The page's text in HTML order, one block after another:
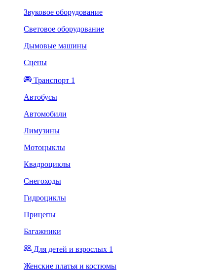
Звуковое оборудование
Световое оборудование
Дымовые машины
Сцены
Транспорт 1
Автобусы
Автомобили
Лимузины
Мотоцыклы
Квадроциклы
Снегоходы
Гидроциклы
Прицепы
Багажники
Для детей и взрослых 1
Женские платья и костюмы